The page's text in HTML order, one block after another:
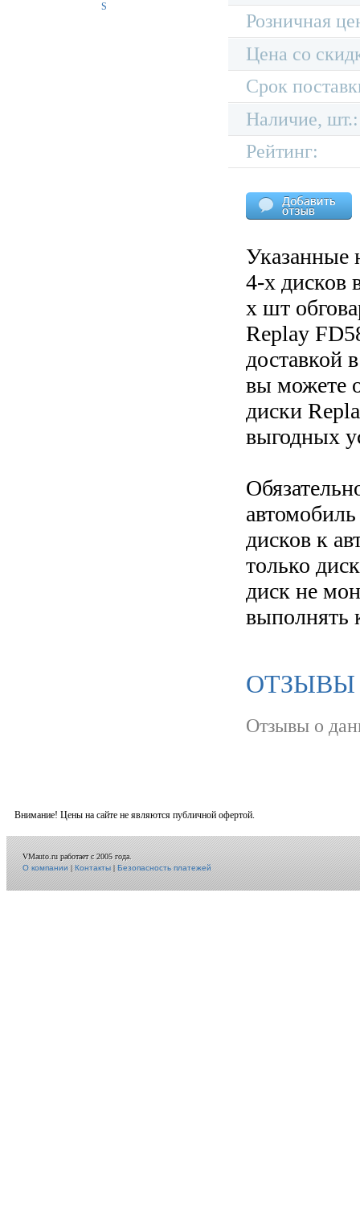
S
Розничная
Цена со
Срок
Наличие, шт.:
Рейтинг:
Указанные
4-х дисков
х шт
Replay
доставкой
вы можете
диски
выгодных
дисков к
только
диск не
выполнять
ОТЗЫВЫ
Отзывы о
Внимание! Цены на сайте не являются публичной офертой.
VMauto.ru работает с 2005 года.
О компании|Контакты|Безопасность платежей